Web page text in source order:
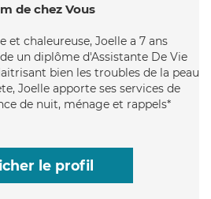
de chez Vous
et chaleureuse, Joelle a 7 ans
un diplôme d'Assistante De Vie
bien les troubles de la peau
Joelle apporte ses services de
de nuit, ménage et rappels*
le profil